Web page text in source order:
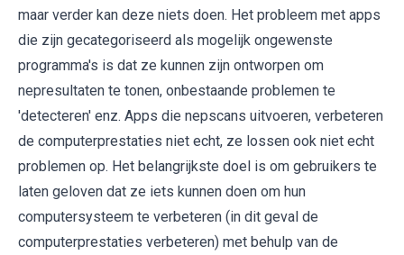
maar verder kan deze niets doen. Het probleem met apps
die zijn gecategoriseerd als mogelijk ongewenste
programma's is dat ze kunnen zijn ontworpen om
nepresultaten te tonen, onbestaande problemen te
'detecteren' enz. Apps die nepscans uitvoeren, verbeteren
de computerprestaties niet echt, ze lossen ook niet echt
problemen op. Het belangrijkste doel is om gebruikers te
laten geloven dat ze iets kunnen doen om hun
computersysteem te verbeteren (in dit geval de
computerprestaties verbeteren) met behulp van de